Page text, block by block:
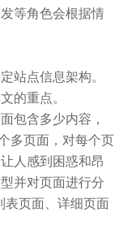
等角色会根据情
站点信息架构。
的重点。
包含多少内容，
多页面，对每个页
人感到困惑和昂
并对页面进行分
表页面、详细页面